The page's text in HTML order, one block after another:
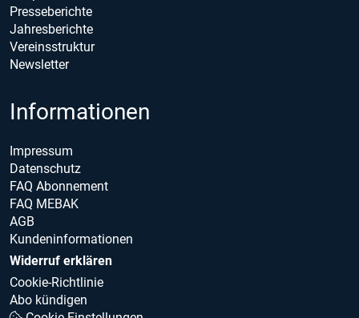
Presseberichte
Jahresberichte
Vereinsstruktur
Newsletter
Informationen
Impressum
Datenschutz
FAQ Abonnement
FAQ MEBAK
AGB
Kundeninformationen
Widerruf erklären
Cookie-Richtlinie
Abo kündigen